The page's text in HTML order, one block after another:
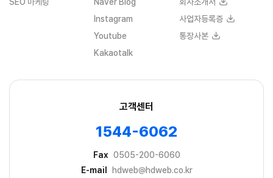
고객센터
1544-6062
Fax 0505-200-6060
E-mail
hdweb@hdweb.co.kr
Instagram
Youtube
Kakaotalk
사업자등록증
통장사본